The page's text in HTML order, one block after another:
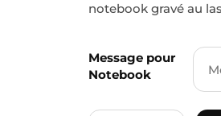
notebook gravé au
Message pour
Notebook